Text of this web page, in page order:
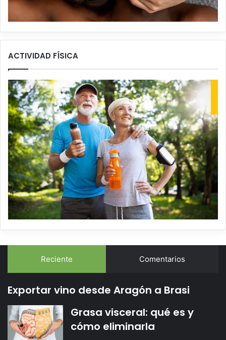
ACTIVIDAD FÍSICA
Reciente Comentarios
Exportar vino desde Aragón a Brasi
Grasa visceral: qué es y
cómo eliminarla